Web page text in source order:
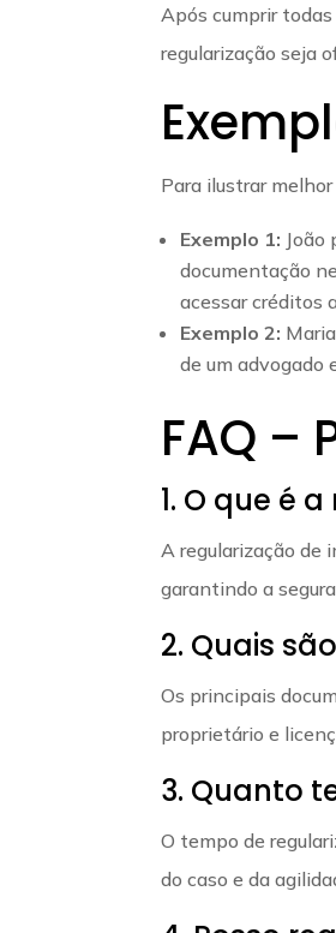
Após cumprir
regularização seja
Para ilustrar
Exemplo 1: João
documentação
acessar créditos
Exemplo 2:
de um advogado
FAQ –
1. O que é
A regularização de
garantindo a
2. Quais
Os principais
proprietário e
3. Quanto
O tempo de
do caso e da